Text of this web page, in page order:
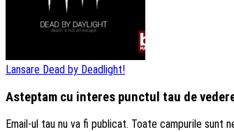
Lansare Dead by Deadlight!
Asteptam cu interes punctul tau de
Email-ul tau nu va fi publicat. Toate campurile